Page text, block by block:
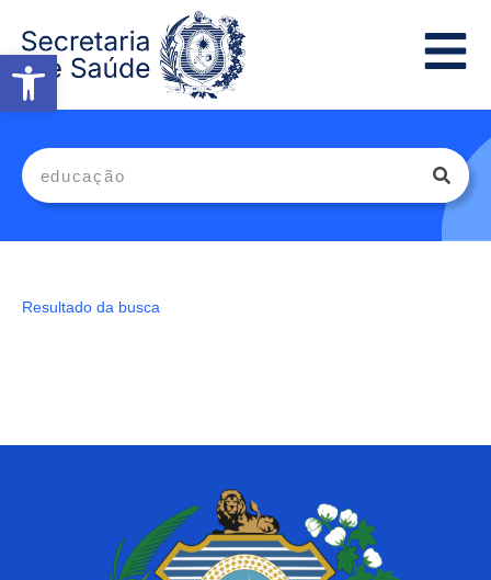
Abrir a barra de ferramentas
Resultado da busca